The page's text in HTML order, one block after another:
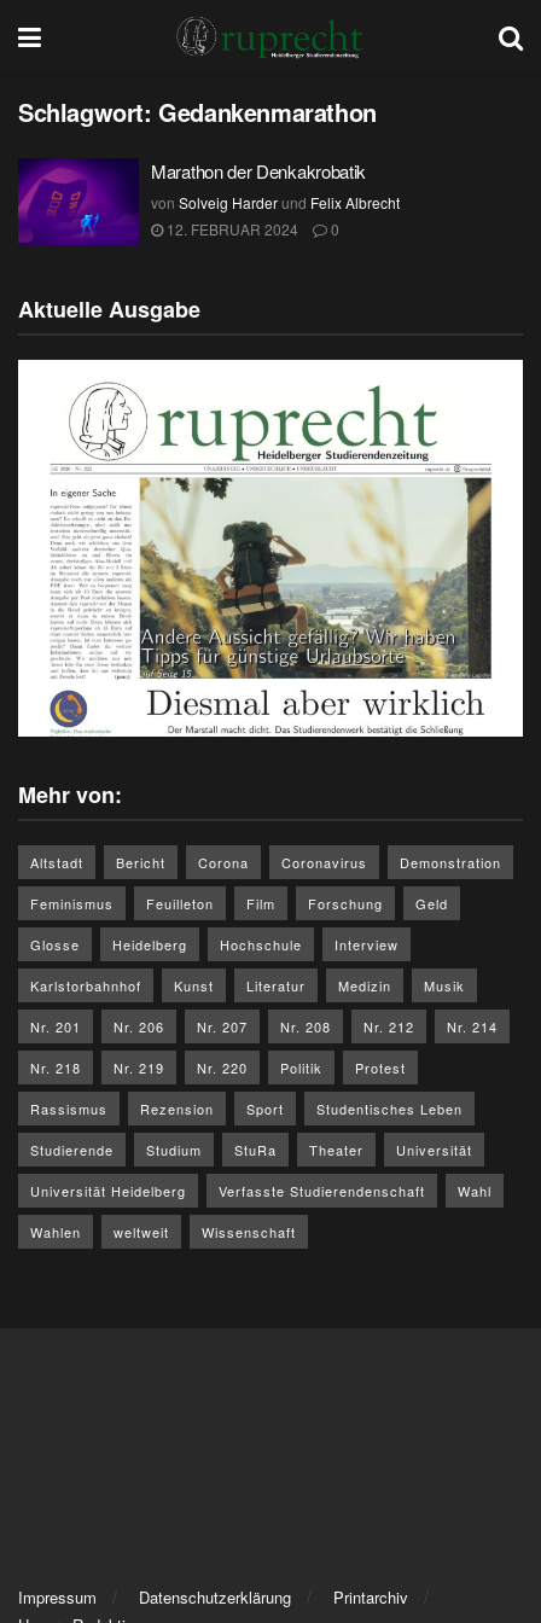
Schlagwort:Gedankenmarathon
Marathon der Denkakrobatik
von Solveig Harderund Felix Albrecht
12. FEBRUAR 2024
0
Aktuelle Ausgabe
Mehr von:
Altstadt Bericht Corona Coronavirus Demonstration
Feminismus Feuilleton Film Forschung Geld
Glosse Heidelberg Hochschule Interview
Karlstorbahnhof Kunst Literatur Medizin Musik
Nr. 201 Nr. 206 Nr. 207 Nr. 208 Nr. 212 Nr. 214
Nr. 218 Nr. 219 Nr. 220 Politik Protest
Rassismus Rezension Sport Studentisches Leben
Studierende Studium StuRa Theater Universität
Universität Heidelberg Verfasste Studierendenschaft Wahl
Wahlen weltweit Wissenschaft
Impressum Datenschutzerklärung
Printarchiv